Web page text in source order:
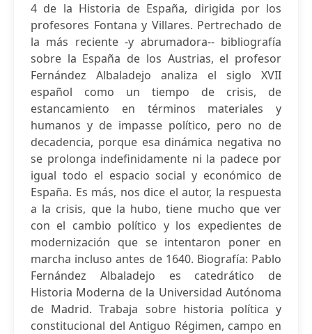
4 de la Historia de España, dirigida por los
profesores Fontana y Villares. Pertrechado de
la más reciente -y abrumadora-- bibliografía
sobre la España de los Austrias, el profesor
Fernández Albaladejo analiza el siglo XVII
español como un tiempo de crisis, de
estancamiento en términos materiales y
humanos y de impasse político, pero no de
decadencia, porque esa dinámica negativa no
se prolonga indefinidamente ni la padece por
igual todo el espacio social y económico de
España. Es más, nos dice el autor, la respuesta
a la crisis, que la hubo, tiene mucho que ver
con el cambio político y los expedientes de
modernización que se intentaron poner en
marcha incluso antes de 1640. Biografía: Pablo
Fernández Albaladejo es catedrático de
Historia Moderna de la Universidad Autónoma
de Madrid. Trabaja sobre historia política y
constitucional del Antiguo Régimen, campo en